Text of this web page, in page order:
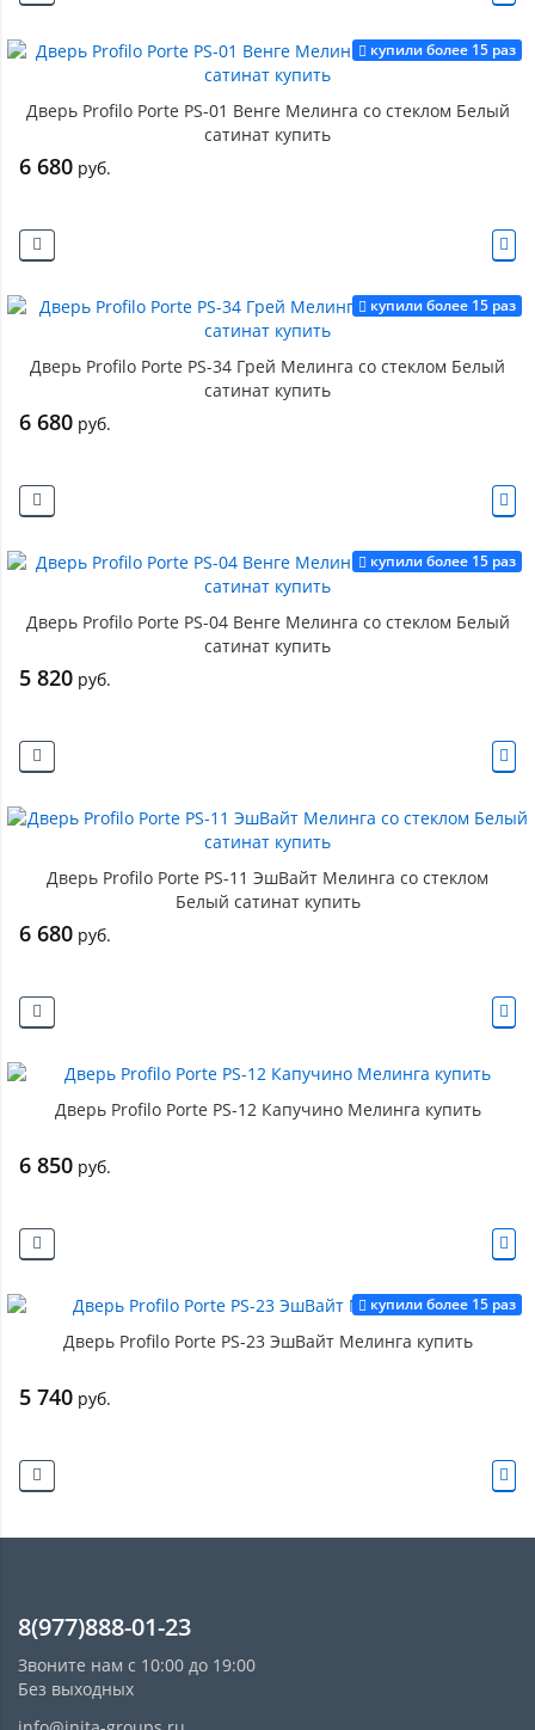
купили более 15 раз
Дверь Profilo Porte PS-01 Венге Мелинга со стеклом Белый
сатинат купить
6 680 руб.
купили более 15 раз
Дверь Profilo Porte PS-34 Грей Мелинга со стеклом Белый
сатинат купить
6 680 руб.
купили более 15 раз
Дверь Profilo Porte PS-04 Венге Мелинга со стеклом Белый
сатинат купить
5 820 руб.
Дверь Profilo Porte PS-11 ЭшВайт Мелинга со стеклом
Белый сатинат купить
6 680 руб.
Дверь Profilo Porte PS-12 Капучино Мелинга купить
6 850 руб.
купили более 15 раз
Дверь Profilo Porte PS-23 ЭшВайт Мелинга купить
5 740 руб.
8(977)888-01-23
Звоните нам с 10:00 до 19:00
Без выходных